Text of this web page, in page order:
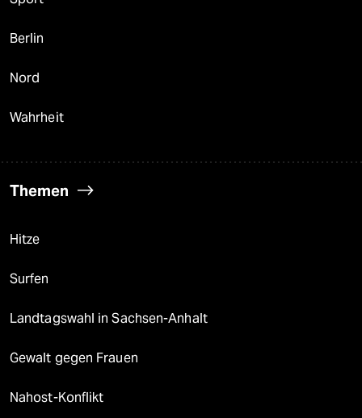
Berlin
Nord
Wahrheit
Themen
Hitze
Surfen
Landtagswahl in Sachsen-Anhalt
Gewalt gegen Frauen
Nahost-Konflikt